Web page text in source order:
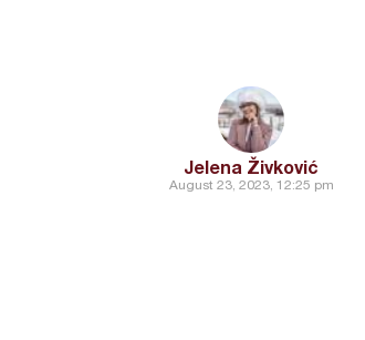
Jelena Živković
August 23, 2023, 12:25 pm